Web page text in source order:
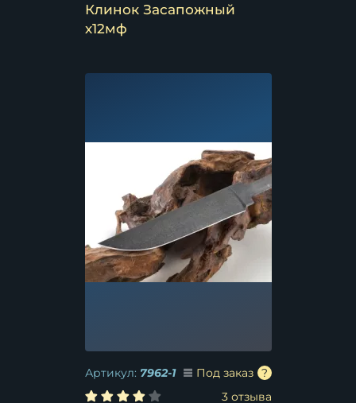
Клинок Засапожный
х12мф
Артикул: 7962-1
Под заказ
3 отзыва